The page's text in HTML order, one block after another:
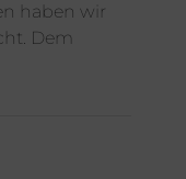
haben wir
Dem